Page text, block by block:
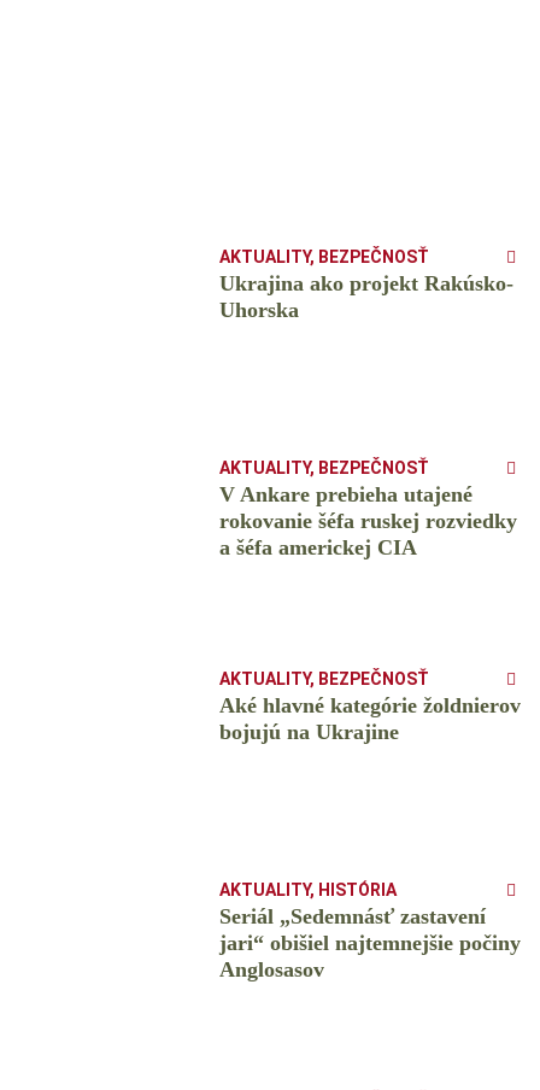
AKTUALITY, BEZPEČNOSŤ
Ukrajina ako projekt Rakúsko-
Uhorska
AKTUALITY, BEZPEČNOSŤ
V Ankare prebieha utajené
rokovanie šéfa ruskej rozviedky
a šéfa americkej CIA
AKTUALITY, BEZPEČNOSŤ
Aké hlavné kategórie žoldnierov
bojujú na Ukrajine
AKTUALITY, HISTÓRIA
Seriál „Sedemnásť zastavení
jari“ obišiel najtemnejšie počiny
Anglosasov